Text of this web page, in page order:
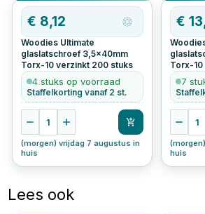
€ 8,12
Woodies Ultimate
glaslatschroef 3,5x40mm
Torx-10 verzinkt 200 stuks
4 stuks op voorraad
Staffelkorting vanaf 2 st.
1
(morgen) vrijdag 7 augustus in
huis
€
Torx-10
7
1
huis
Lees ook